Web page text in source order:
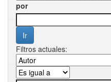
por
Filtros actuales: